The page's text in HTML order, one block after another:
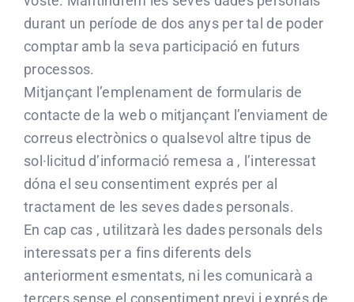
durant un període de dos anys per tal de poder
comptar amb la seva participació en futurs
processos.
Mitjançant l’emplenament de formularis de
contacte de la web o mitjançant l’enviament de
correus electrònics o qualsevol altre tipus de
sol·licitud d’informació remesa a , l’interessat
dóna el seu consentiment exprés per al
tractament de les seves dades personals.
En cap cas , utilitzarà les dades personals dels
interessats per a fins diferents dels
anteriorment esmentats, ni les comunicarà a
tercers sense el consentiment previ i exprés de